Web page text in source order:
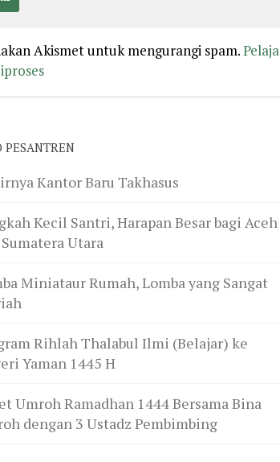
Akismet untuk mengurangi spam.
PESANTREN
Kantor Baru Takhasus
Kecil Santri, Harapan Besar bagi Aceh
Utara
Miniataur Rumah, Lomba yang Sangat
Rihlah Thalabul Ilmi (Belajar) ke
Yaman 1445 H
Umroh Ramadhan 1444 Bersama Bina
dengan 3 Ustadz Pembimbing